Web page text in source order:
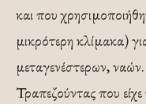
και που
μικρότερη κλίμακα)
μεταγενέστερων,
Τραπεζούντας που είχε